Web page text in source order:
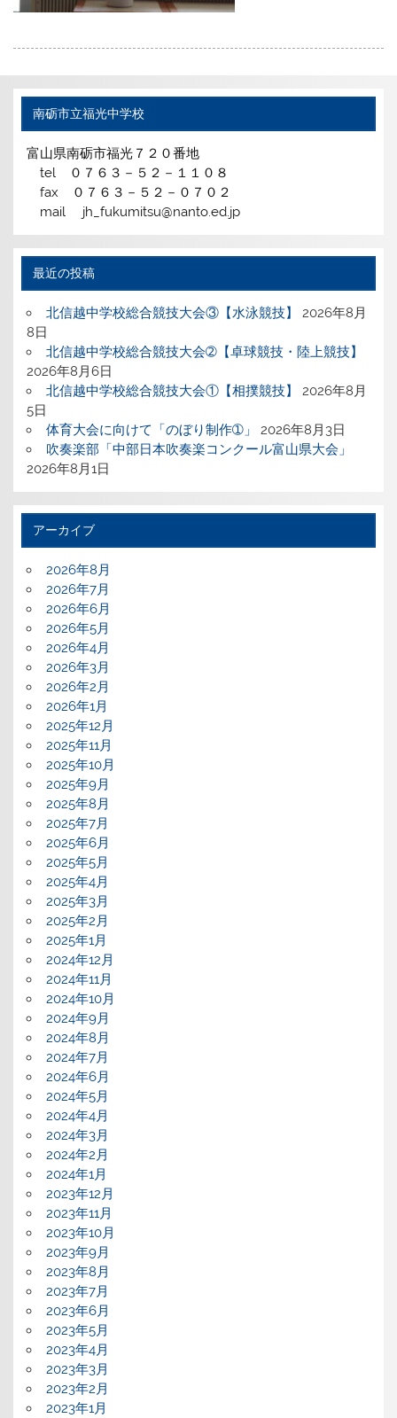
南砺市立福光中学校
富山県南砺市福光７２０番地
tel ０７６３－５２－１１０８
fax ０７６３－５２－０７０２
mail jh_fukumitsu@nanto.ed.jp
最近の投稿
北信越中学校総合競技大会③【水泳競技】
2026年8月
8日
北信越中学校総合競技大会➁【卓球競技・陸上競技】
2026年8月6日
北信越中学校総合競技大会①【相撲競技】
2026年8月
5日
体育大会に向けて「のぼり制作➀」
2026年8月3日
吹奏楽部「中部日本吹奏楽コンクール富山県大会」
2026年8月1日
アーカイブ
2026年8月
2026年7月
2026年6月
2026年5月
2026年4月
2026年3月
2026年2月
2026年1月
2025年12月
2025年11月
2025年10月
2025年9月
2025年8月
2025年7月
2025年6月
2025年5月
2025年4月
2025年3月
2025年2月
2025年1月
2024年12月
2024年11月
2024年10月
2024年9月
2024年8月
2024年7月
2024年6月
2024年5月
2024年4月
2024年3月
2024年2月
2024年1月
2023年12月
2023年11月
2023年10月
2023年9月
2023年8月
2023年7月
2023年6月
2023年5月
2023年4月
2023年3月
2023年2月
2023年1月